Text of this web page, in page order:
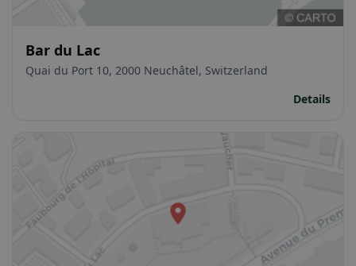
Bar du Lac
Quai du Port 10, 2000 Neuchâtel, Switzerland
Details